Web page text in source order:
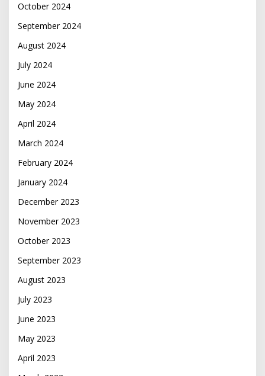
October 2024
September 2024
August 2024
July 2024
June 2024
May 2024
April 2024
March 2024
February 2024
January 2024
December 2023
November 2023
October 2023
September 2023
August 2023
July 2023
June 2023
May 2023
April 2023